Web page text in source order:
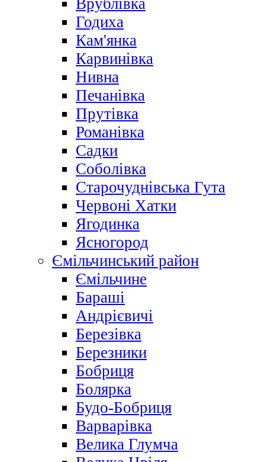
Врублівка
Годиха
Кам'янка
Карвинівка
Нивна
Печанівка
Прутівка
Романівка
Садки
Соболівка
Старочуднівська Гута
Червоні Хатки
Ягодинка
Ясногород
Ємільчинський район
Ємільчине
Бараші
Андрієвичі
Березівка
Березники
Бобриця
Болярка
Будо-Бобриця
Варварівка
Велика Глумча